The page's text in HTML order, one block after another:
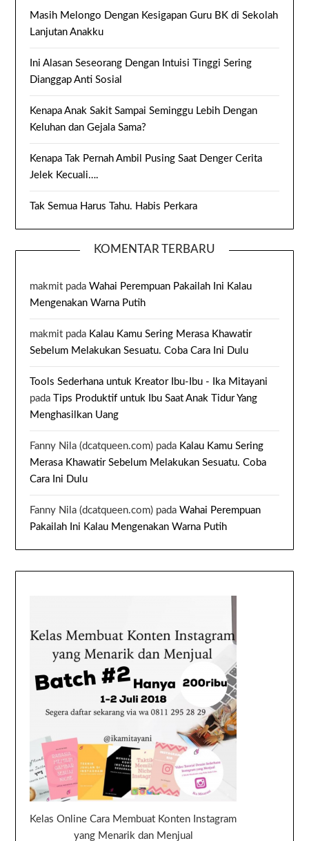
Masih Melongo Dengan Kesigapan Guru BK di Sekolah
Lanjutan Anakku
Ini Alasan Seseorang Dengan Intuisi Tinggi Sering
Dianggap Anti Sosial
Kenapa Anak Sakit Sampai Seminggu Lebih Dengan
Keluhan dan Gejala Sama?
Kenapa Tak Pernah Ambil Pusing Saat Denger Cerita
Jelek Kecuali….
Tak Semua Harus Tahu. Habis Perkara
KOMENTAR TERBARU
makmit padaWahai Perempuan Pakailah Ini Kalau
Mengenakan Warna Putih
makmit pada Kalau Kamu Sering Merasa Khawatir
Sebelum Melakukan Sesuatu. Coba Cara Ini Dulu
Tools Sederhana untuk Kreator Ibu-Ibu - Ika Mitayani
padaTips Produktif untuk Ibu Saat Anak Tidur Yang
Menghasilkan Uang
Fanny Nila (dcatqueen.com) pada Kalau Kamu Sering
Merasa Khawatir Sebelum Melakukan Sesuatu. Coba
Cara Ini Dulu
Fanny Nila (dcatqueen.com) padaWahai Perempuan
Pakailah Ini Kalau Mengenakan Warna Putih
Kelas Online Cara Membuat Konten Instagram
yang Menarik dan Menjual